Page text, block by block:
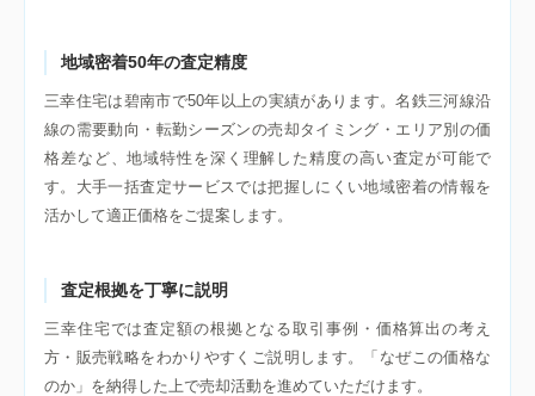
地域密着50年の査定精度
三幸住宅は碧南市で50年以上の実績があります。名鉄三河線沿
線の需要動向・転勤シーズンの売却タイミング・エリア別の価
格差など、地域特性を深く理解した精度の高い査定が可能で
す。大手一括査定サービスでは把握しにくい地域密着の情報を
活かして適正価格をご提案します。
査定根拠を丁寧に説明
三幸住宅では査定額の根拠となる取引事例・価格算出の考え
方・販売戦略をわかりやすくご説明します。「なぜこの価格な
のか」を納得した上で売却活動を進めていただけます。